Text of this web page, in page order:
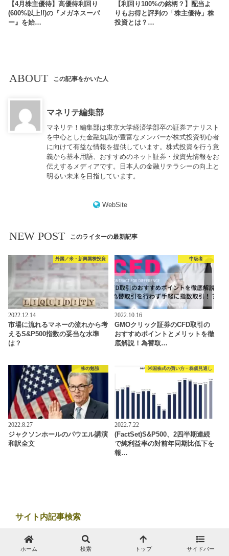
【4月株主優待】高優待利回り
(600%以上!!)の『メガネスーパ
ー』を始…
【利回り100%の銘柄？】配当よ
りもお得と評判の「株主優待」株
投資とは？…
ABOUT この記事をかいた人
マネリテ編集部
マネリテ！編集部は東京大学経済学部卒の証券アナリスト
を中心とした金融知識が豊富なメンバーが株式投資初心者
に向けて有益な情報を提供しています。株式投資を行う意
義から基本用語、おすすめのネット証券・投資先情報をお
伝えするメディアです。日本人の金融リテラシーの向上と
明るい未来を目指しています。
WebSite
NEW POST このライターの最新記事
外国／米・新興国株投資
2022.12.14
市場に流れるマネーの流れから考
えるS&P500指数の妥当な水準
は？
中級者
2022.10.16
GMOクリック証券のCFD取引の
おすすめポイントとメリットを徹
底解説！為替取…
株の勉強
2022.8.27
ジャクソンホールのパウエル講演
和訳全文
米国株式の買い方・株価見通し
2022.7.22
(FactSet)S&P500、2四半期連続
で純利益率の対前年同期比低下を
報…
サイト内記事検索
ホーム 検索 トップ サイドバー